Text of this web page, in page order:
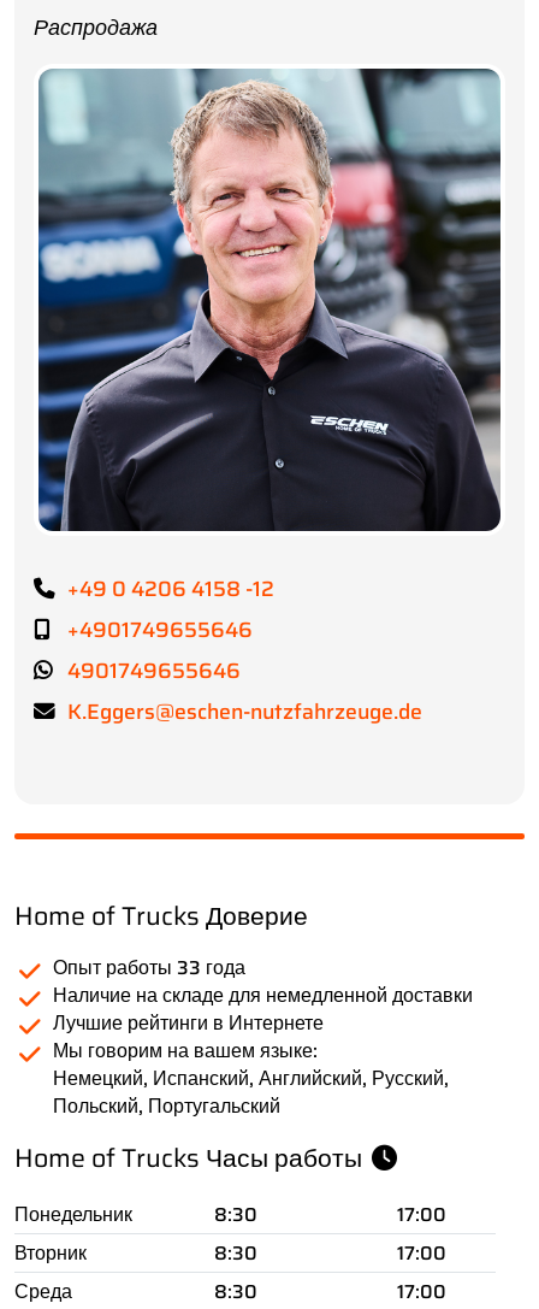
Распродажа
+49 0 4206 4158 -12
+4901749655646
4901749655646
K.Eggers@eschen-nutzfahrzeuge.de
Home of Trucks Доверие
Опыт работы 33 года
Наличие на складе для немедленной доставки
Лучшие рейтинги в Интернете
Мы говорим на вашем языке:
Немецкий, Испанский, Английский, Русский,
Польский, Португальский
Home of Trucks Часы работы
Понедельник 8:30
17:00
Вторник
8:30
17:00
Среда
8:30
17:00